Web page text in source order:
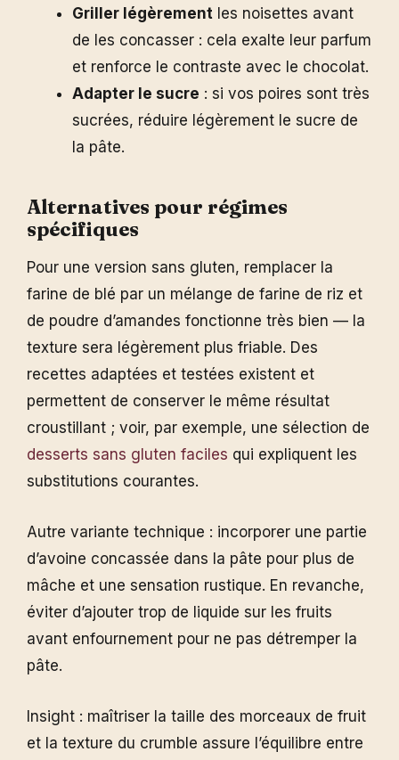
Griller légèrement les noisettes avant
de les concasser : cela exalte leur parfum
et renforce le contraste avec le chocolat.
Adapter le sucre : si vos poires sont très
sucrées, réduire légèrement le sucre de
la pâte.
Alternatives pour régimes
spécifiques
Pour une version sans gluten, remplacer la
farine de blé par un mélange de farine de riz et
de poudre d’amandes fonctionne très bien — la
texture sera légèrement plus friable. Des
recettes adaptées et testées existent et
permettent de conserver le même résultat
croustillant ; voir, par exemple, une sélection de
desserts sans gluten faciles qui expliquent les
substitutions courantes.
Autre variante technique : incorporer une partie
d’avoine concassée dans la pâte pour plus de
mâche et une sensation rustique. En revanche,
éviter d’ajouter trop de liquide sur les fruits
avant enfournement pour ne pas détremper la
pâte.
Insight : maîtriser la taille des morceaux de fruit
et la texture du crumble assure l’équilibre entre